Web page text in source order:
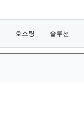
호스팅 솔루션